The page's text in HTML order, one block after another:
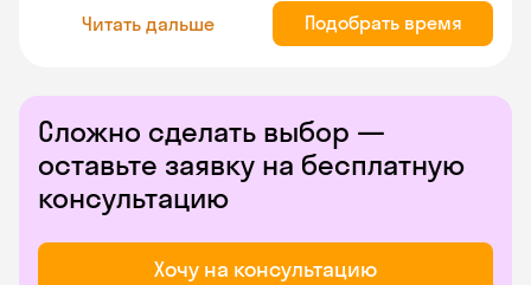
Читать дальше Подобрать время
Сложно сделать выбор —
оставьте заявку на бесплатную
консультацию
Хочу на консультацию